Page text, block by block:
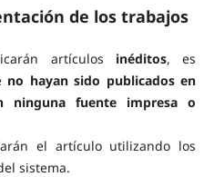
de los trabajos
artículos inéditos, es
no hayan sido publicados en
ninguna fuente impresa o
el artículo utilizando los
sistema.